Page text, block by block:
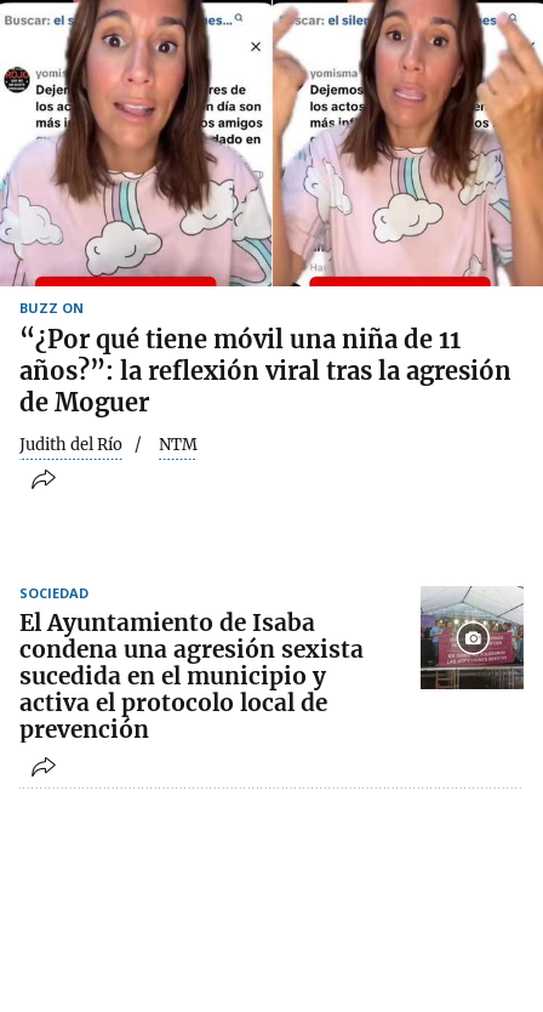
BUZZ ON
“¿Por qué tiene móvil una niña de 11
años?”: la reflexión viral tras la agresión
de Moguer
Judith del Río NTM
SOCIEDAD
El Ayuntamiento de Isaba
condena una agresión sexista
sucedida en el municipio y
activa el protocolo local de
prevención